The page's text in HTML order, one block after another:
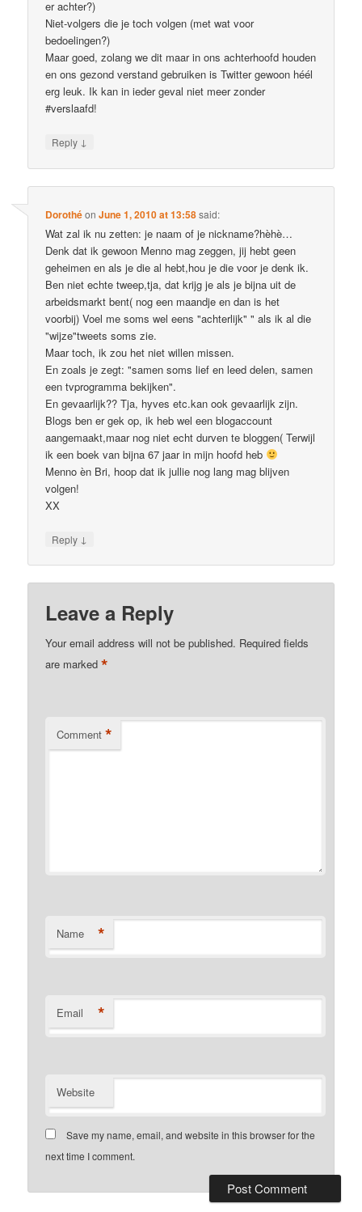
er achter?)
Niet-volgers die je toch volgen (met wat voor
bedoelingen?)
Maar goed, zolang we dit maar in ons achterhoofd houden
en ons gezond verstand gebruiken is Twitter gewoon héél
erg leuk. Ik kan in ieder geval niet meer zonder
#verslaafd!
Reply ↓
DorothéonJune 1, 2010 at 13:58said:
Wat zal ik nu zetten: je naam of je nickname?hèhè…
Denk dat ik gewoon Menno mag zeggen, jij hebt geen
geheimen en als je die al hebt,hou je die voor je denk ik.
Ben niet echte tweep,tja, dat krijg je als je bijna uit de
arbeidsmarkt bent( nog een maandje en dan is het
voorbij) Voel me soms wel eens "achterlijk" " als ik al die
"wijze"tweets soms zie.
Maar toch, ik zou het niet willen missen.
En zoals je zegt: "samen soms lief en leed delen, samen
een tvprogramma bekijken".
En gevaarlijk?? Tja, hyves etc.kan ook gevaarlijk zijn.
Blogs ben er gek op, ik heb wel een blogaccount
aangemaakt,maar nog niet echt durven te bloggen( Terwijl
ik een boek van bijna 67 jaar in mijn hoofd heb
Menno èn Bri, hoop dat ik jullie nog lang mag blijven
volgen!
XX
Reply ↓
Leave a Reply
Your email address will not be published. Required fields
are marked*
Comment *
Name *
Email *
Website
Save my name, email, and website in this browser for the
next time I comment.